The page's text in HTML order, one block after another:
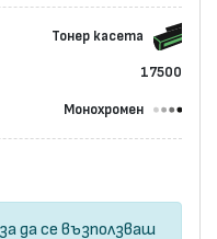
Тонер касета
17500
Монохромен
да се възползваш